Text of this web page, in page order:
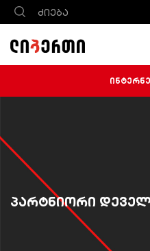
პარტნიორი